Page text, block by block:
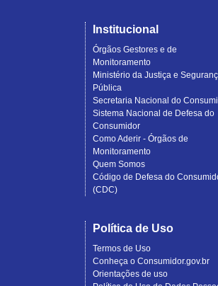
Institucional
Órgãos Gestores e de
Monitoramento
Ministério da Justiça e
Pública
Secretaria Nacional do
Sistema Nacional de Defesa do
Consumidor
Como Aderir - Órgãos de
Monitoramento
Quem Somos
Código de Defesa do
(CDC)
Política de Uso
Termos de Uso
Conheça o Consumidor.gov.br
Orientações de uso